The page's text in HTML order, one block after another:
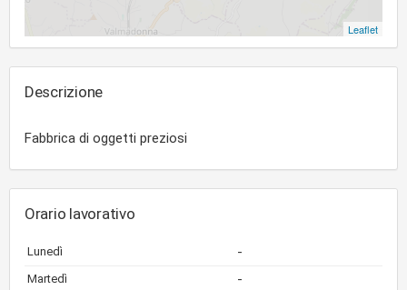
Leaflet
Descrizione
Fabbrica di oggetti preziosi
Orario lavorativo
Lunedì -
Martedì -